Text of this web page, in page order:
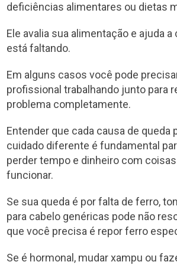
deficiências alimentares ou dietas
Ele avalia sua alimentação e ajuda a
está faltando.
Em alguns casos você pode
profissional trabalhando junto para
problema completamente.
Entender que cada causa de queda
cuidado diferente é fundamental
perder tempo e dinheiro com
funcionar.
Se sua queda é por falta de ferro,
para cabelo genéricas pode não
que você precisa é repor ferro
Se é hormonal, mudar xampu ou